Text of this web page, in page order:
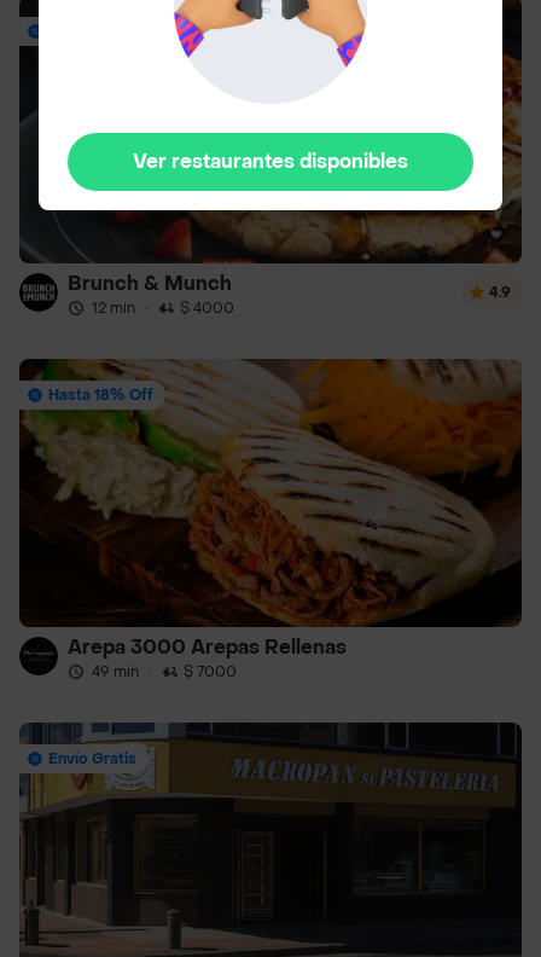
Brunch & Munch
12 min · $ 4000
4.9
Hasta 18% Off
Arepa 3000 Arepas Rellenas
49 min · $ 7000
Envío Gratis
Ver restaurantes disponibles